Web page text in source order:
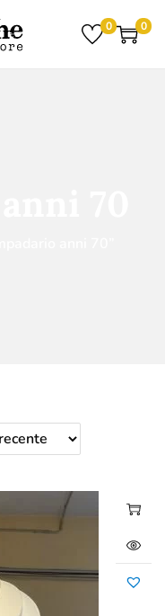
0 0